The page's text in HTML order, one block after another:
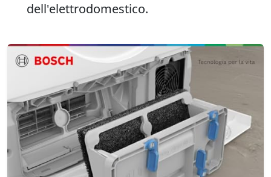
dell'elettrodomestico.